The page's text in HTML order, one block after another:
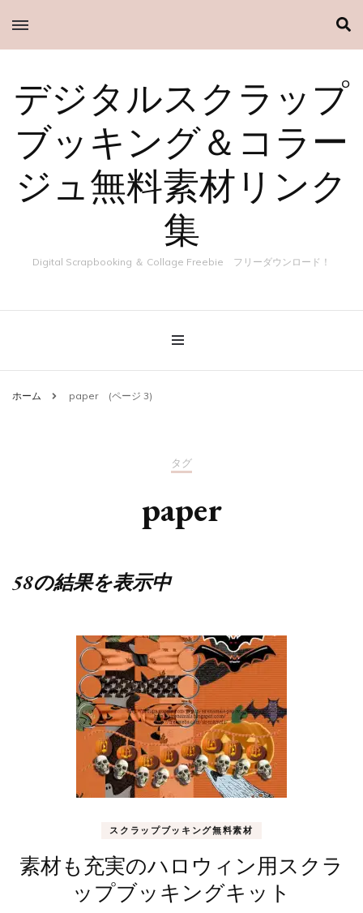
デジタルスクラップ
ブッキング＆コラー
ジュ無料素材リンク
集
Digital Scrapbooking ＆ Collage Freebie フリーダウンロード！
ホーム paper (ページ 3)
タグ
paper
58の結果を表示中
スクラップブッキング無料素材
素材も充実のハロウィン用スクラ
ップブッキングキット